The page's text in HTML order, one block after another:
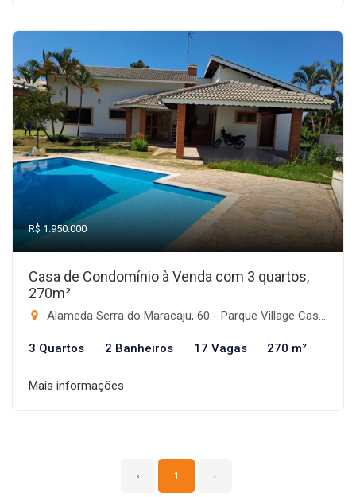
R$ 1.950.000
Casa de Condomínio à Venda com 3 quartos,
270m²
Alameda Serra do Maracaju, 60 - Parque Village Castelo, Itu-SP
3 Quartos 2 Banheiros 17 Vagas 270 m²
Mais informações
‹ 1 ›